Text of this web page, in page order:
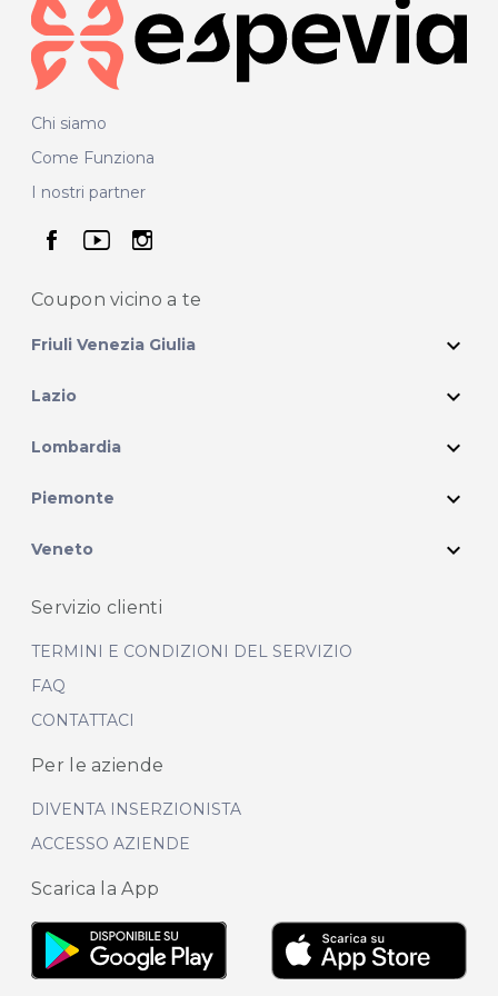
Chi siamo
Come Funziona
I nostri partner
seguici su facebook
seguici su youtube
seguici su instagram
Coupon vicino a te
Friuli Venezia Giulia expand_more
Lazio expand_more
Lombardia expand_more
Piemonte expand_more
Veneto expand_more
Servizio clienti
TERMINI E CONDIZIONI DEL SERVIZIO
FAQ
CONTATTACI
Per le aziende
DIVENTA INSERZIONISTA
ACCESSO AZIENDE
Scarica la App